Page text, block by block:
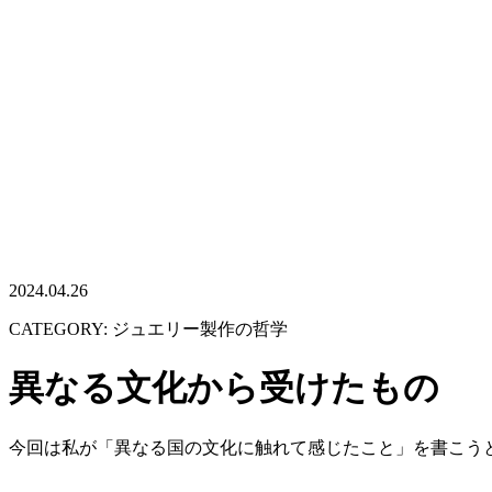
2024.04.26
CATEGORY: ジュエリー製作の哲学
異なる文化から受けたもの
今回は私が「異なる国の文化に触れて感じたこと」を書こ